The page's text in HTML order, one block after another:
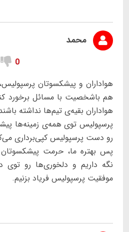
محمد
0
هواداران و پیشکسوتان
هم باشخصیت با مسائل برخورد
هواداران بقیه‌ی تیم‌ها نداشته
پرسپولیس توی همه‌ی زمینه‌ها
رو دست پرسپولیس کپی‌برداری
پس بهتره ما، حرمت
نگه داریم و دلخوری‌ها رو توی
موفقیت پرسپولیس فریاد بزنیم.